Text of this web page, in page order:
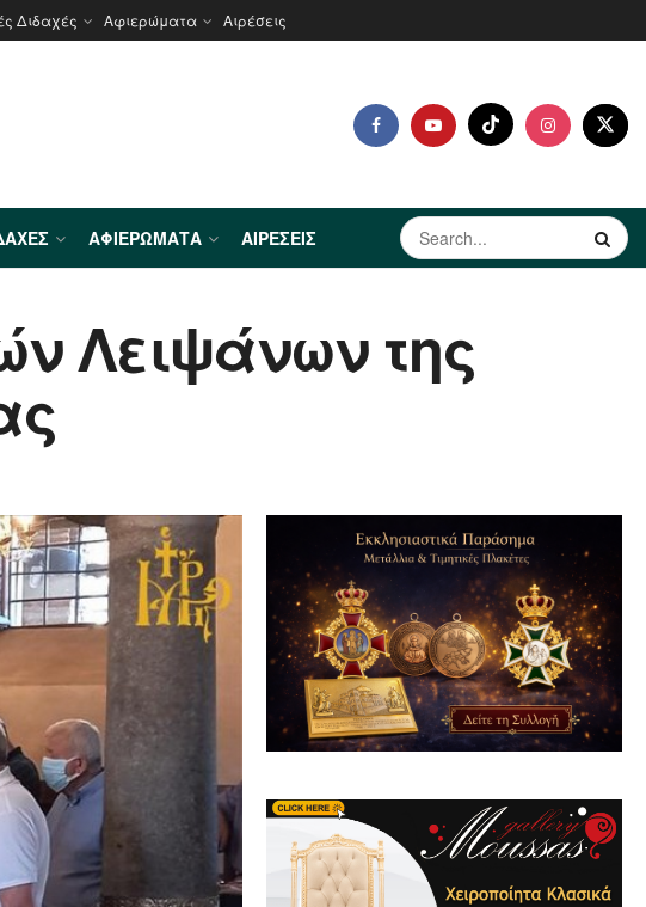
Διδαχές Αφιερώματα Αιρέσεις
ΑΦΙΕΡΏΜΑΤΑ ΑΙΡΈΣΕΙΣ
Λειψάνων της